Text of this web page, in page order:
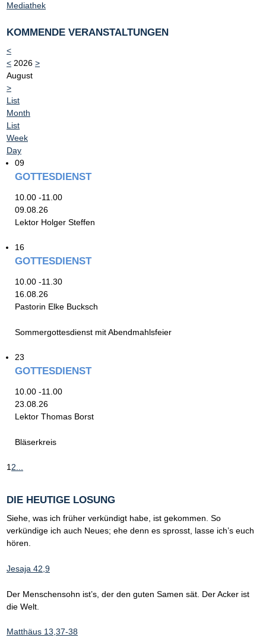
Mediathek
KOMMENDE VERANSTALTUNGEN
<
< 2026 >
August
>
List
Month
List
Week
Day
09
GOTTESDIENST
10.00 -11.00
09.08.26
Lektor Holger Steffen
16
GOTTESDIENST
10.00 -11.30
16.08.26
Pastorin Elke Bucksch
Sommergottesdienst mit Abendmahlsfeier
23
GOTTESDIENST
10.00 -11.00
23.08.26
Lektor Thomas Borst
Bläserkreis
12...
DIE HEUTIGE LOSUNG
Siehe, was ich früher verkündigt habe, ist gekommen. So
verkündige ich auch Neues; ehe denn es sprosst, lasse ich’s euch
hören.
Jesaja 42,9
Der Menschensohn ist’s, der den guten Samen sät. Der Acker ist
die Welt.
Matthäus 13,37-38